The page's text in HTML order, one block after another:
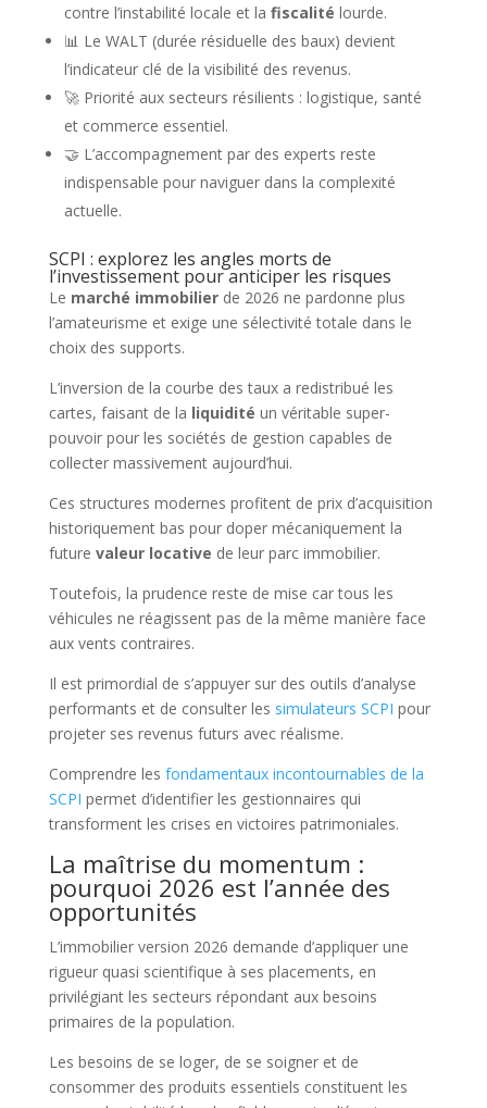
contre l’instabilité locale et la fiscalité lourde.
📊 Le WALT (durée résiduelle des baux) devient
l’indicateur clé de la visibilité des revenus.
🚀 Priorité aux secteurs résilients : logistique, santé
et commerce essentiel.
🤝 L’accompagnement par des experts reste
indispensable pour naviguer dans la complexité
actuelle.
SCPI : explorez les angles morts de
l’investissement pour anticiper les risques
Le marché immobilierde 2026 ne pardonne plus
l’amateurisme et exige une sélectivité totale dans le
choix des supports.
L’inversion de la courbe des taux a redistribué les
cartes, faisant de la liquidité un véritable super-
pouvoir pour les sociétés de gestion capables de
collecter massivement aujourd’hui.
Ces structures modernes profitent de prix d’acquisition
historiquement bas pour doper mécaniquement la
future valeur locative de leur parc immobilier.
Toutefois, la prudence reste de mise car tous les
véhicules ne réagissent pas de la même manière face
aux vents contraires.
Il est primordial de s’appuyer sur des outils d’analyse
performants et de consulter les simulateurs SCPI pour
projeter ses revenus futurs avec réalisme.
Comprendre les fondamentaux incontournables de la
SCPI permet d’identifier les gestionnaires qui
transforment les crises en victoires patrimoniales.
La maîtrise du momentum :
pourquoi 2026 est l’année des
opportunités
L’immobilier version 2026 demande d’appliquer une
rigueur quasi scientifique à ses placements, en
privilégiant les secteurs répondant aux besoins
primaires de la population.
Les besoins de se loger, de se soigner et de
consommer des produits essentiels constituent les